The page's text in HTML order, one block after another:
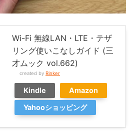
Wi-Fi 無線LAN・LTE・テザ
リング使いこなしガイド (三
才ムック vol.662)
created by Rinker
Kindle
Amazon
Yahooショッピング